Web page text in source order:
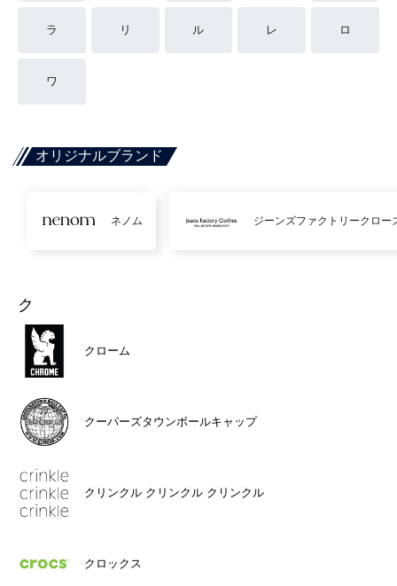
ラ リ ル レ ロ
ワ
オリジナルブランド
ネノム ジーンズファクトリークロー
ク
クローム
クーパーズタウンボールキャップ
クリンクル クリンクル クリンクル
クロックス